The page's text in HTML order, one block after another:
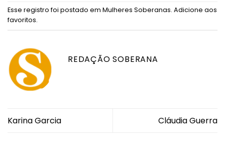
Esse registro foi postado em Mulheres Soberanas. Adicione aos
favoritos.
REDAÇÃO SOBERANA
Karina Garcia Cláudia Guerra